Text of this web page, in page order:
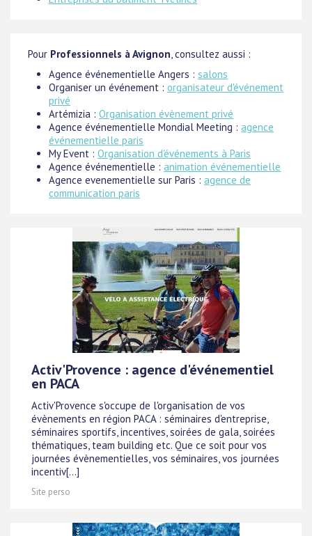
Pour Professionnels à Avignon , consultez aussi :
Agence événementielle Angers : salons
Organiser un événement : organisateur d'événement
privé
Artémizia : Organisation évènement privé
Agence événementielle Mondial Meeting : agence
événementielle paris
My Event : Organisation d'événements à Paris
Agence événementielle : animation événementielle
Agence evenementielle sur Paris : agence de
communication paris
Activ'Provence : agence d'événementiel
en PACA
Activ'Provence s'occupe de l'organisation de vos
évènements en région PACA : séminaires d'entreprise,
séminaires sportifs, incentives, soirées de gala, soirées
thématiques, team building etc. Que ce soit pour vos
journées évènementielles, vos séminaires, vos journées
incentiv[...]
Site perso